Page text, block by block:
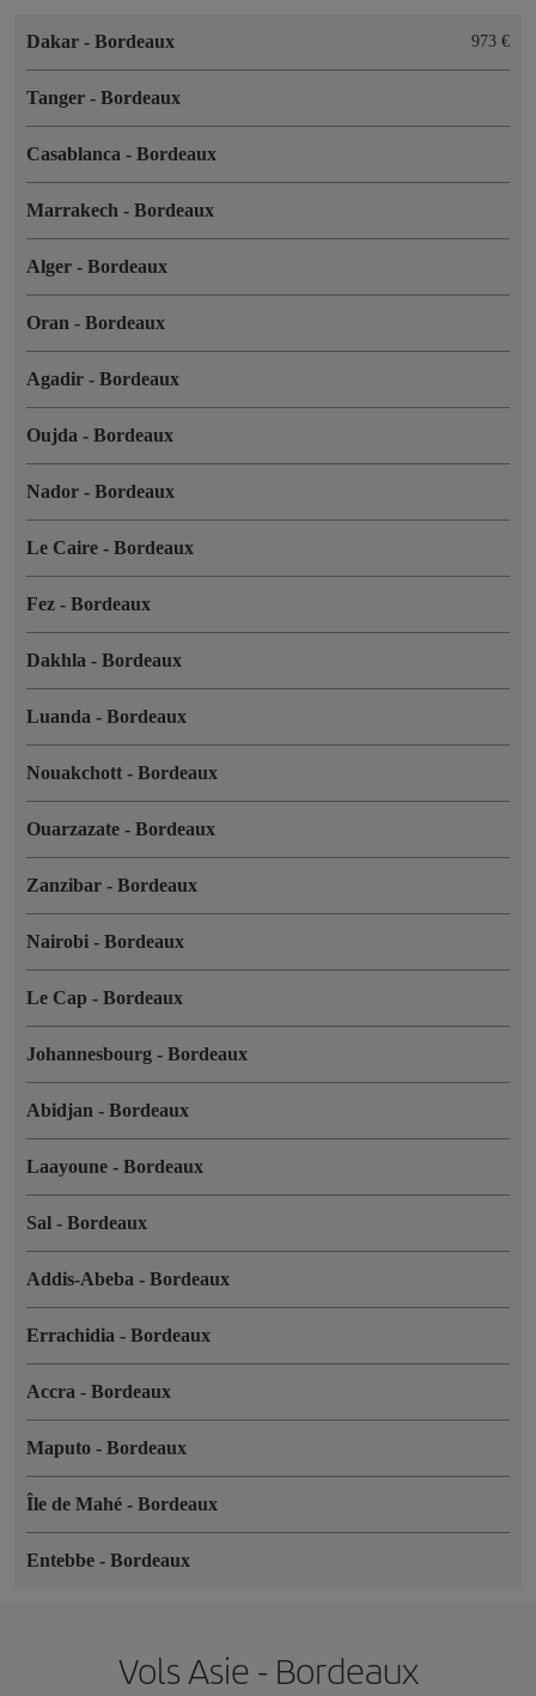
Dakar - Bordeaux 973 €
Tanger - Bordeaux
Casablanca - Bordeaux
Marrakech - Bordeaux
Alger - Bordeaux
Oran - Bordeaux
Agadir - Bordeaux
Oujda - Bordeaux
Nador - Bordeaux
Le Caire - Bordeaux
Fez - Bordeaux
Dakhla - Bordeaux
Luanda - Bordeaux
Nouakchott - Bordeaux
Ouarzazate - Bordeaux
Zanzibar - Bordeaux
Nairobi - Bordeaux
Le Cap - Bordeaux
Johannesbourg - Bordeaux
Abidjan - Bordeaux
Laayoune - Bordeaux
Sal - Bordeaux
Addis-Abeba - Bordeaux
Errachidia - Bordeaux
Accra - Bordeaux
Maputo - Bordeaux
Île de Mahé - Bordeaux
Entebbe - Bordeaux
Vols Asie - Bordeaux